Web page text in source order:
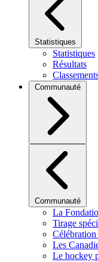
Statistiques
Statistiques
Résultats
Communauté
Communauté
La
Tirage
Célébration
Les
Le hockey